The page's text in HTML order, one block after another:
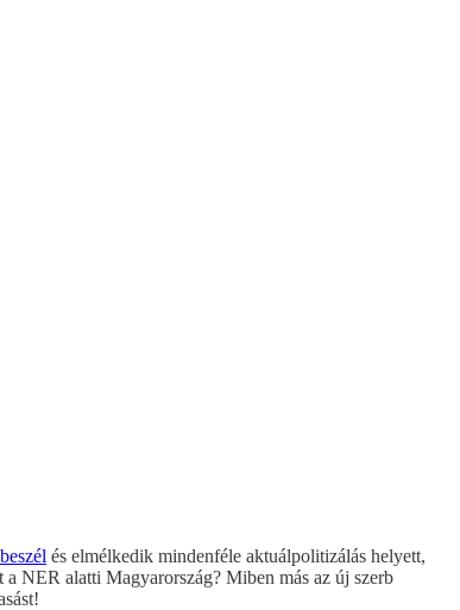
beszél és elmélkedik mindenféle aktuálpolitizálás helyett,
NER alatti Magyarország? Miben más az új szerb